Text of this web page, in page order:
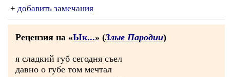
+ добавить замечания
Рецензия на «Ык...» (Злые Пародии)
я сладкий губ сегодня съел
давно о губе том мечтал